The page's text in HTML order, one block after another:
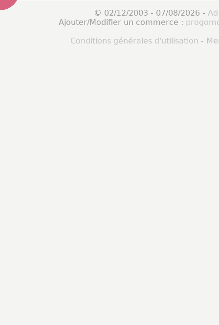
© 02/12/2003 - 07/08/2026 -
Ajouter/Modifier un commerce :
Conditions générales d'utilisation -